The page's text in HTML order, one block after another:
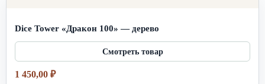
Dice Tower «Дракон 100» — дерево
1 450,00 ₽